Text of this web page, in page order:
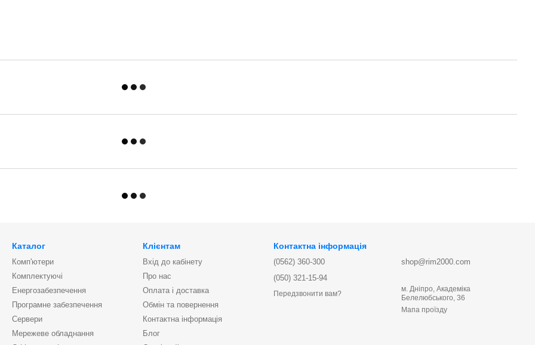
Каталог
Комп'ютери
Комплектуючі
Енергозабезпечення
Програмне забезпечення
Сервери
Мережеве обладнання
Клієнтам
Вхід до кабінету
Про нас
Оплата і доставка
Обмін та повернення
Контактна інформація
Блог
Контактна інформація
(0562) 360-300
(050) 321-15-94
Передзвонити вам?
shop@rim2000.com
м. Дніпро, Академіка
Белелюбського, 36
Мапа проїзду